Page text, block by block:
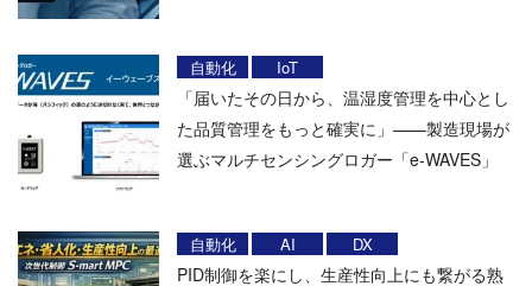
自動化 IoT
「届いたその日から、温湿度管理を中心とし
た品質管理をもっと確実に」——製造現場が
選ぶマルチセンシングロガー「e-WAVES」
自動化 AI DX
PID制御を楽にし、生産性向上にも繋がる熟